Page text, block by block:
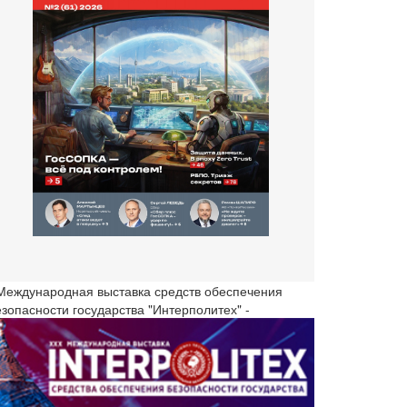
выставка средств обеспечения
государства "Интерполитех" -